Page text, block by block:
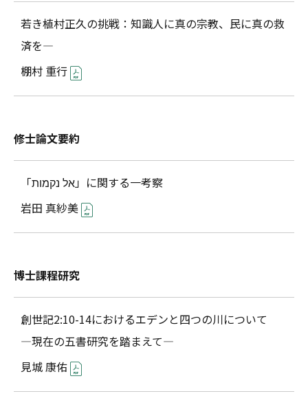
若き植村正久の挑戦：知識人に真の宗教、民に真の救
済を―
棚村 重行
修士論文要約
「אל נקמות」に関する一考察
岩田 真紗美
博士課程研究
創世記2:10-14におけるエデンと四つの川について
―現在の五書研究を踏まえて―
見城 康佑